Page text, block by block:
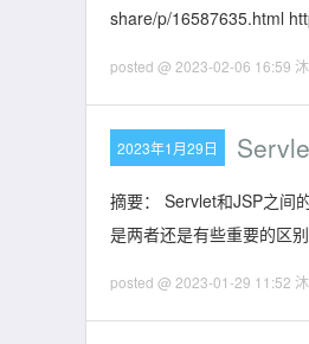
share/p/16587635.html
posted @ 2023-02-06 16:59
2023年1月29日
摘要： Servlet和JSP之间
是两者还是有些重要的区
posted @ 2023-01-29 11:52